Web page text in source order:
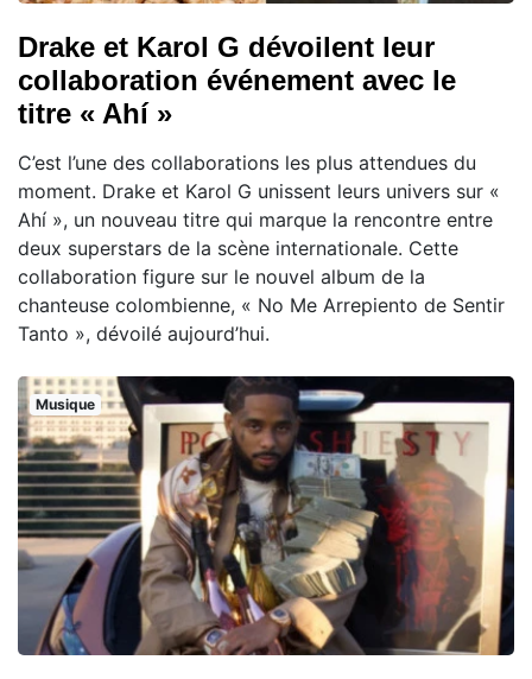
Drake et Karol G dévoilent leur
collaboration événement avec le
titre « Ahí »
C’est l’une des collaborations les plus attendues du
moment. Drake et Karol G unissent leurs univers sur «
Ahí », un nouveau titre qui marque la rencontre entre
deux superstars de la scène internationale. Cette
collaboration figure sur le nouvel album de la
chanteuse colombienne, « No Me Arrepiento de Sentir
Tanto », dévoilé aujourd’hui.
Musique